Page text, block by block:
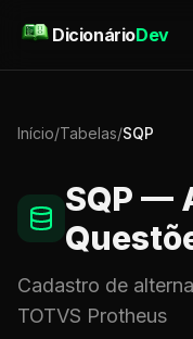
DicionárioDev
Início/Tabelas/SQP
SQP —
Cadastro de
TOTVS Protheus